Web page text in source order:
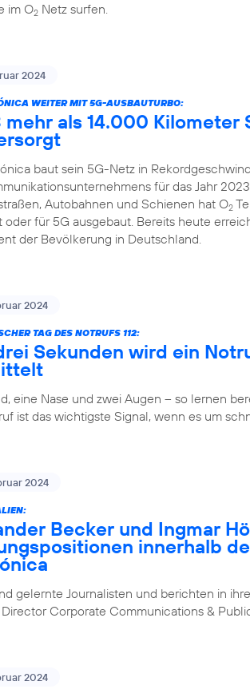
im O2 Netz surfen.
2024
WEITER MIT 5G-AUSBAUTURBO:
mehr als 14.000 Kilometer
baut sein 5G-Netz in
für das Jahr
Autobahnen und Schienen hat O2
oder für 5G ausgebaut. Bereits heute
der Bevölkerung in Deutschland.
2024
TAG DES NOTRUFS 112:
Sekunden wird ein
eine Nase und zwei Augen – so lernen
ist das wichtigste Signal, wenn es um
2024
Becker und Ingmar
innerhalb
gelernte Journalisten und berichten in
Corporate Communications &
2024